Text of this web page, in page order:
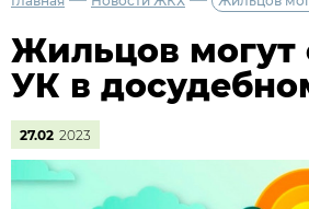
Жильцов могут
УК в
27.02 2023